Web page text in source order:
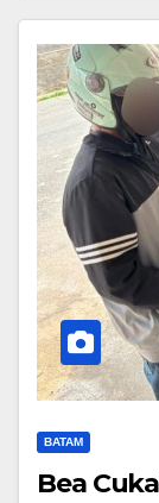
BATAM
Bea